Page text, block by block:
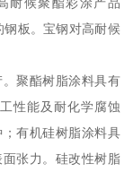
钢板。宝钢对高耐候
聚酯树脂涂料具有
性能及耐化学腐蚀
有机硅树脂涂料具
张力。硅改性树脂